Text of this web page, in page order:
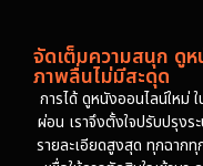
จัดเต็มความสนุก ดู
ภาพลื่นไม่มีสะดุด
การได้ ดูหนังออนไลน์ใหม่
ผ่อน เราจึงตั้งใจปรับปรุงร
รายละเอียดสูงสุด ทุกฉาก